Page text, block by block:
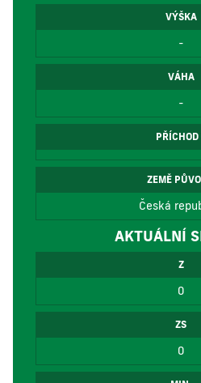
VÝŠKA
-
VÁHA
-
PŘÍCHOD
ZEMĚ
Česká
AKTUÁLNÍ
Z
0
ZS
0